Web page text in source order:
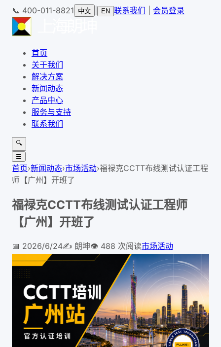
📞 400-011-8821 中文 EN 联系我们 会员登录
首页
关于我们
解决方案
新闻动态
产品中心
服务与支持
联系我们
🔍
☰
首页›新闻动态›市场活动›福禄克CCTT布线测试认证工程
师【广州】开班了
福禄克CCTT布线测试认证工程师
【广州】开班了
📅 2026/6/24✍️ 朗坤👁️ 488 次阅读市场活动